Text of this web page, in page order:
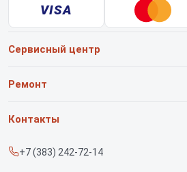
VISA
Сервисный центр
О нашем сервисе
Срочный ремонт
Ремонт
Роботов-пылесосов
Контакты
+7 (383) 242-72-14